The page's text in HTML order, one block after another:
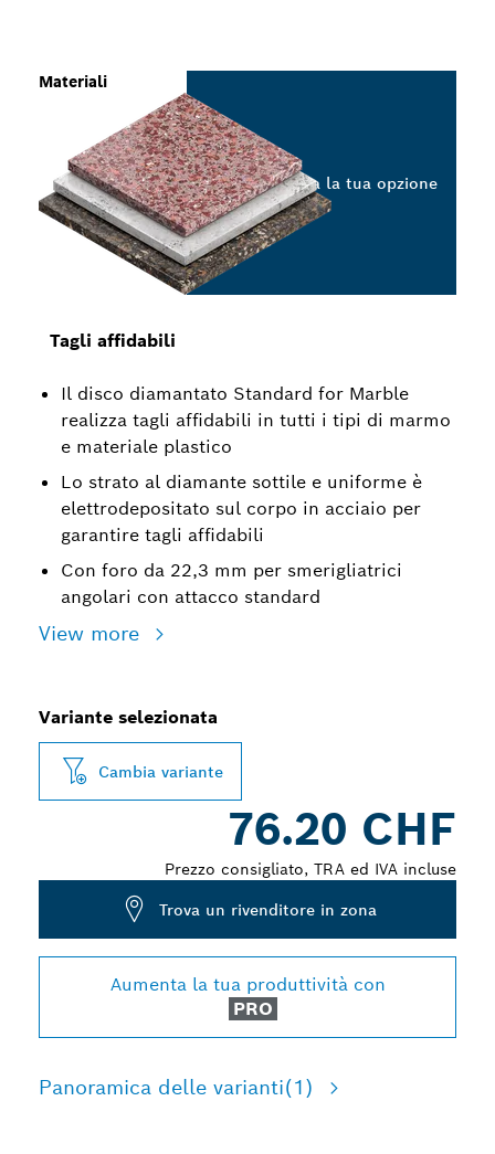
Tagli affidabili
Il disco diamantato Standard for Marble
realizza tagli affidabili in tutti i tipi di marmo
e materiale plastico
Lo strato al diamante sottile e uniforme è
elettrodepositato sul corpo in acciaio per
garantire tagli affidabili
Con foro da 22,3 mm per smerigliatrici
angolari con attacco standard
View more
Materiali
Seleziona la tua opzione
Variante selezionata
Cambia variante
76.20 CHF
Prezzo consigliato, TRA ed IVA incluse
Trova un rivenditore in zona
Aumenta la tua produttività con
PRO
Panoramica delle varianti(1)